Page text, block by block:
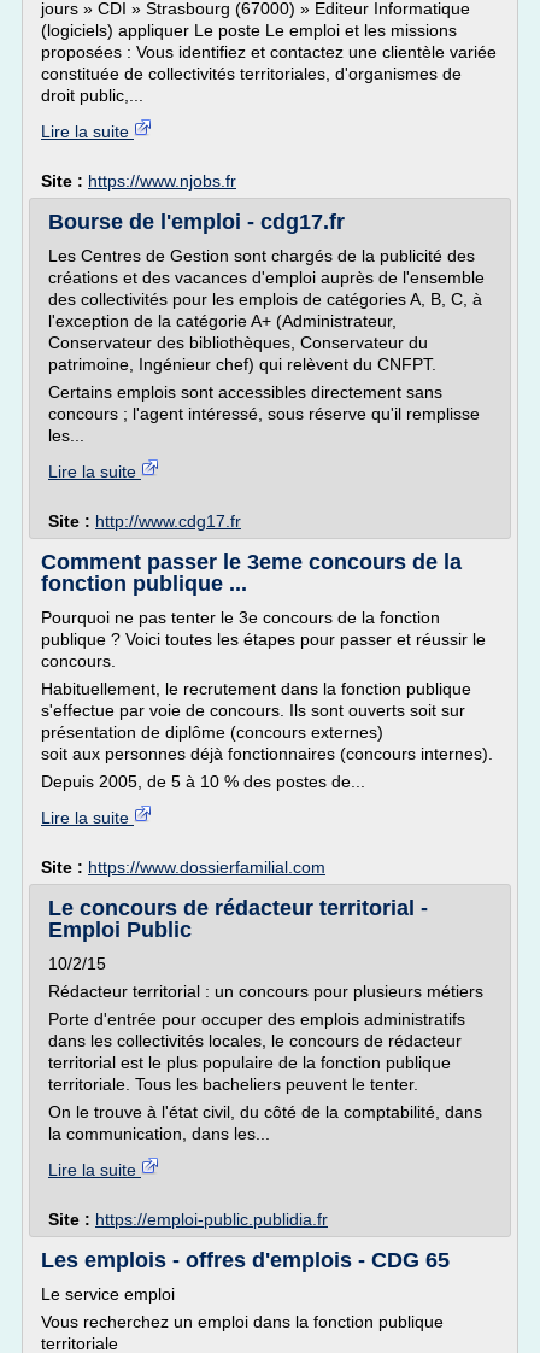
jours » CDI » Strasbourg (67000) » Editeur Informatique
(logiciels) appliquer Le poste Le emploi et les missions
proposées : Vous identifiez et contactez une clientèle variée
constituée de collectivités territoriales, d'organismes de
droit public,...
Lire la suite
Site : https://www.njobs.fr
Bourse de l'emploi - cdg17.fr
Les Centres de Gestion sont chargés de la publicité des
créations et des vacances d'emploi auprès de l'ensemble
des collectivités pour les emplois de catégories A, B, C, à
l'exception de la catégorie A+ (Administrateur,
Conservateur des bibliothèques, Conservateur du
patrimoine, Ingénieur chef) qui relèvent du CNFPT.
Certains emplois sont accessibles directement sans
concours ; l'agent intéressé, sous réserve qu'il remplisse
les...
Lire la suite
Site : http://www.cdg17.fr
Comment passer le 3eme concours de la
fonction publique ...
Pourquoi ne pas tenter le 3e concours de la fonction
publique ? Voici toutes les étapes pour passer et réussir le
concours.
Habituellement, le recrutement dans la fonction publique
s'effectue par voie de concours. Ils sont ouverts soit sur
pré­sentation de diplôme (concours externes)
soit aux personnes déjà fonctionnaires (concours internes).
Depuis 2005, de 5 à 10 % des postes de...
Lire la suite
Site : https://www.dossierfamilial.com
Le concours de rédacteur territorial -
Emploi Public
10/2/15
Rédacteur territorial : un concours pour plusieurs métiers
Porte d'entrée pour occuper des emplois administratifs
dans les collectivités locales, le concours de rédacteur
territorial est le plus populaire de la fonction publique
territoriale. Tous les bacheliers peuvent le tenter.
On le trouve à l'état civil, du côté de la comptabilité, dans
la communication, dans les...
Lire la suite
Site : https://emploi-public.publidia.fr
Les emplois - offres d'emplois - CDG 65
Le service emploi
Vous recherchez un emploi dans la fonction publique
territoriale